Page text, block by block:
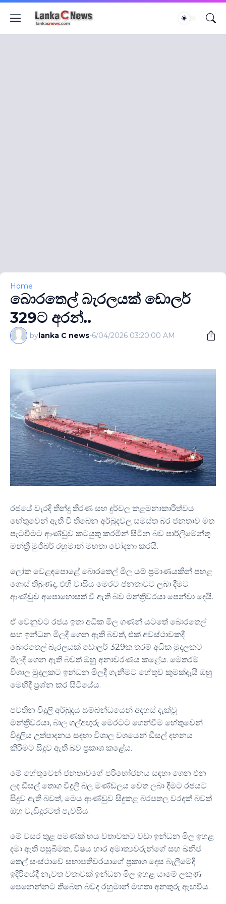
Home
බොරතෙල් බැරලයක් ඩොලර්
329ට අරන්..
bylanka C news-6/04/2026 03:20:00 AM
රජයේ වැරදි තීන්දු තීරණ සහ දුර්වල කළමනාකාරීත්වය
හේතුවෙන් ඇති වී තිබෙන අර්බුදවල සමස්ත බර ජනතාව මත
පැටවීමට ආණ්ඩුව කටයුතු කරමින් සිටින බව පාර්ලිමේන්තු
මන්ත්‍රී මුජිබර් රහුමාන් මහතා චෝදනා කරයි.
ලෝක වෙළඳපොළේ බොරතෙල් මිල යම් ප්‍රමාණයකින් පහළ
ගොස් තිබුණද, එහි වාසිය මෙරට ජනතාවට ලබා දීමට
ආණ්ඩුව අපොහොසත් වී ඇති බව මන්ත්‍රීවරයා පෙන්වා දෙයි.
ඒ වෙනුවට රජය ඉතා අධික මිල ගණන් යටතේ බොරතෙල්
සහ ඉන්ධන මිලදී ගෙන ඇති බවත්, එක් අවස්ථාවකදී
බොරතෙල් බැරලයක් ඩොලර් 329ක තරම් අධික මුදලකට
මිලදී ගෙන ඇති බවත් ඔහු අනාවරණය කළේය. මෙතරම්
විශාල මුදලකට ඉන්ධන මිලදී ගැනීමට හේතුව කුමක්දැයි ඔහු
මෙහිදී ප්‍රශ්න කර සිටියේය.
පවතින විදුලි අර්බුදය සම්බන්ධයෙන් අදහස් දැක්වූ
මන්ත්‍රීවරයා, බාල ගල්අඟුරු මෙරටට ගෙන්වීම හේතුවෙන්
විදුලිය උත්පාදනය සඳහා විශාල වශයෙන් ඩීසල් දහනය
කිරීමට සිදුව ඇති බව ප්‍රකාශ කළේය.
මේ හේතුවෙන් ජනතාවගේ පරිභෝජනය සඳහා ගෙන එන
ලද ඩීසල් තොග විදුලි බල මණ්ඩලය වෙත ලබා දීමට රජයට
සිදුව ඇති බවත්, මෙය ආණ්ඩුව සිදුකළ බරපතල වරදක් බවත්
ඔහු වැඩිදුරටත් පැවසීය.
මේ වසර තුළ පමණක් හය වතාවකට වඩා ඉන්ධන මිල ඉහළ
දමා ඇති පසුබිමක, විෂය භාර අමාත්‍යවරුන්ගේ සහ ඛනිජ
තෙල් සංස්ථාවේ සභාපතිවරයාගේ ප්‍රකාශ දෙස බැලීමේදී
ඉදිරියේදී නැවත වතාවක් ඉන්ධන මිල ඉහළ යාමේ ලකුණු
පෙනෙන්නට තිබෙන බවද රහුමාන් මහතා අනතුරු ඇඟවීය.